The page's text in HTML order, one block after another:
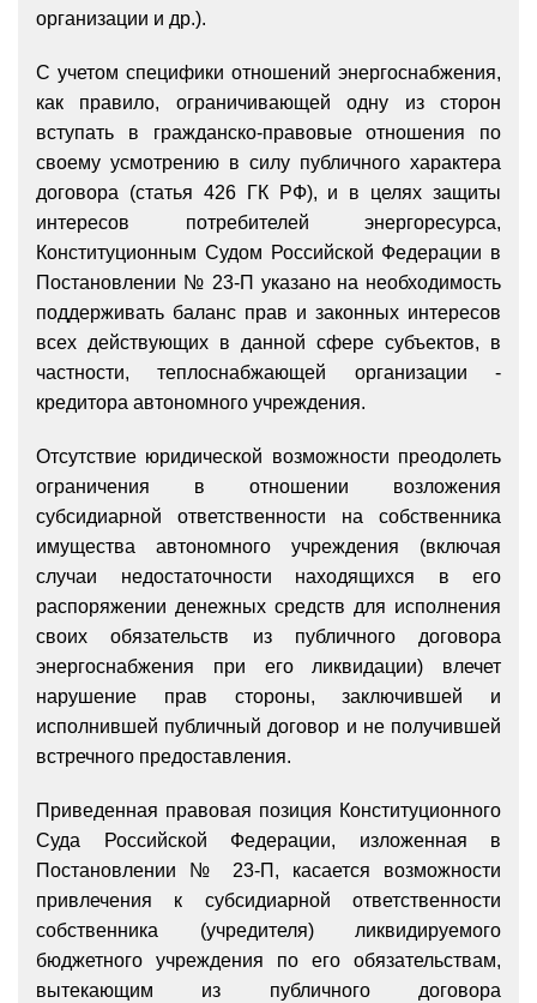
организации и др.).
С учетом специфики отношений энергоснабжения,
как правило, ограничивающей одну из сторон
вступать в гражданско-правовые отношения по
своему усмотрению в силу публичного характера
договора (статья 426 ГК РФ), и в целях защиты
интересов потребителей энергоресурса,
Конституционным Судом Российской Федерации в
Постановлении № 23-П указано на необходимость
поддерживать баланс прав и законных интересов
всех действующих в данной сфере субъектов, в
частности, теплоснабжающей организации -
кредитора автономного учреждения.
Отсутствие юридической возможности преодолеть
ограничения в отношении возложения
субсидиарной ответственности на собственника
имущества автономного учреждения (включая
случаи недостаточности находящихся в его
распоряжении денежных средств для исполнения
своих обязательств из публичного договора
энергоснабжения при его ликвидации) влечет
нарушение прав стороны, заключившей и
исполнившей публичный договор и не получившей
встречного предоставления.
Приведенная правовая позиция Конституционного
Суда Российской Федерации, изложенная в
Постановлении № 23-П, касается возможности
привлечения к субсидиарной ответственности
собственника (учредителя) ликвидируемого
бюджетного учреждения по его обязательствам,
вытекающим из публичного договора